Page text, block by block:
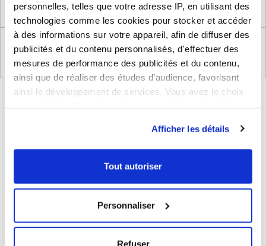
personnelles, telles que votre adresse IP, en utilisant des
technologies comme les cookies pour stocker et accéder
à des informations sur votre appareil, afin de diffuser des
publicités et du contenu personnalisés, d'effectuer des
mesures de performance des publicités et du contenu,
ainsi que de réaliser des études d’audience, favorisant
ainsi le développement de services. Vous avez le choix
tout moment en consultant la Déclaration relative aux
cookies ou en cliquant sur l'icône de confidentialité.
Collecter des informations sur votre localisation
géographique qui peuvent être précises à plusieurs
mètres près
Afficher les détails
Tout autoriser
Personnaliser
Refuser
Retour
Règlement (UE) 2023/988 relatifs à la Sécurité
Générale des Produits
BLEUCERISE VOUS CONSEILLE
Sac homme bandoulière Degré